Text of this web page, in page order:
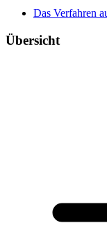
Das Verfahren
Übersicht